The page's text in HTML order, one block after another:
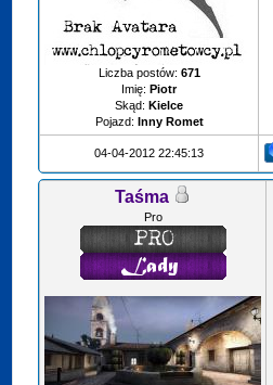
Liczba postów: 671
Imię: Piotr
Skąd: Kielce
Pojazd: Inny Romet
04-04-2012 22:45:13
Taśma
Pro